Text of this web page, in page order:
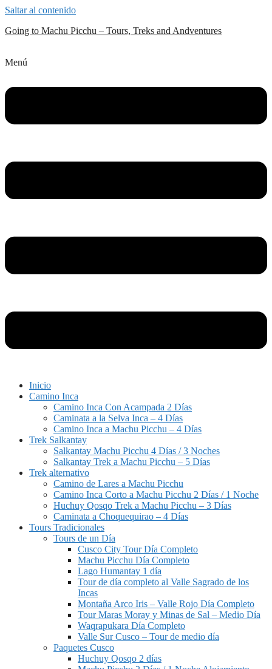
Saltar al contenido
Going to Machu Picchu – Tours, Treks and Andventures
Menú
Inicio
Camino Inca
Camino Inca Con Acampada 2 Días
Caminata a la Selva Inca – 4 Días
Camino Inca a Machu Picchu – 4 Días
Trek Salkantay
Salkantay Machu Picchu 4 Días / 3 Noches
Salkantay Trek a Machu Picchu – 5 Días
Trek alternativo
Camino de Lares a Machu Picchu
Camino Inca Corto a Machu Picchu 2 Días / 1 Noche
Huchuy Qosqo Trek a Machu Picchu – 3 Días
Caminata a Choquequirao – 4 Días
Tours Tradicionales
Tours de un Día
Cusco City Tour Día Completo
Machu Picchu Día Completo
Lago Humantay 1 día
Tour de día completo al Valle Sagrado de los
Incas
Montaña Arco Iris – Valle Rojo Día Completo
Tour Maras Moray y Minas de Sal – Medio Día
Waqrapukara Día Completo
Valle Sur Cusco – Tour de medio día
Paquetes Cusco
Huchuy Qosqo 2 días